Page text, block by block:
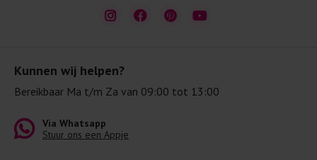
Kunnen wij helpen?
Bereikbaar Ma t/m Za van 09:00 tot 13:00
Via Whatsapp
Stuur ons een Appje